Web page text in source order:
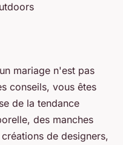
mariage n'est pas
conseils, vous êtes
de la tendance
des manches
de designers,